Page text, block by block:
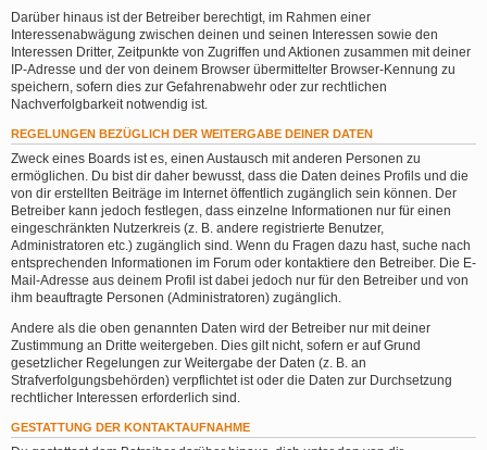
Darüber hinaus ist der Betreiber berechtigt, im Rahmen einer
Interessenabwägung zwischen deinen und seinen Interessen sowie den
Interessen Dritter, Zeitpunkte von Zugriffen und Aktionen zusammen mit deiner
IP-Adresse und der von deinem Browser übermittelter Browser-Kennung zu
speichern, sofern dies zur Gefahrenabwehr oder zur rechtlichen
Nachverfolgbarkeit notwendig ist.
REGELUNGEN BEZÜGLICH DER WEITERGABE DEINER DATEN
Zweck eines Boards ist es, einen Austausch mit anderen Personen zu
ermöglichen. Du bist dir daher bewusst, dass die Daten deines Profils und die
von dir erstellten Beiträge im Internet öffentlich zugänglich sein können. Der
Betreiber kann jedoch festlegen, dass einzelne Informationen nur für einen
eingeschränkten Nutzerkreis (z. B. andere registrierte Benutzer,
Administratoren etc.) zugänglich sind. Wenn du Fragen dazu hast, suche nach
entsprechenden Informationen im Forum oder kontaktiere den Betreiber. Die E-
Mail-Adresse aus deinem Profil ist dabei jedoch nur für den Betreiber und von
ihm beauftragte Personen (Administratoren) zugänglich.
Andere als die oben genannten Daten wird der Betreiber nur mit deiner
Zustimmung an Dritte weitergeben. Dies gilt nicht, sofern er auf Grund
gesetzlicher Regelungen zur Weitergabe der Daten (z. B. an
Strafverfolgungsbehörden) verpflichtet ist oder die Daten zur Durchsetzung
rechtlicher Interessen erforderlich sind.
GESTATTUNG DER KONTAKTAUFNAHME